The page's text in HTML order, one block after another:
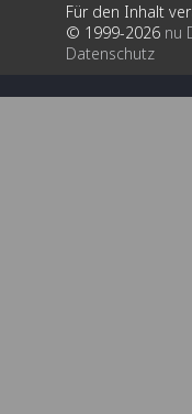
Für den Inhalt
© 1999-2026 nu
Datenschutz